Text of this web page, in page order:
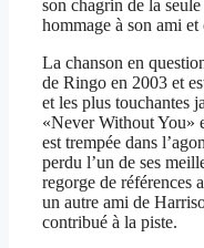
son chagrin de la
hommage à son ami et
La chanson en
de Ringo en 2003 et
et les plus touchantes
«Never Without You»
est trempée dans
perdu l’un de ses
regorge de références
un autre ami de
contribué à la piste.